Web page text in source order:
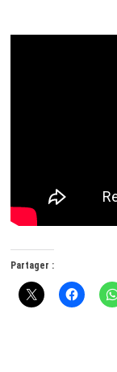
Partager :